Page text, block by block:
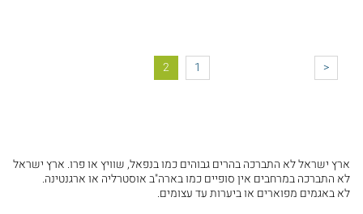
<
1
2
ארץ ישראל לא התברכה בהרים גבוהים כמו בנפאל, שוויץ או פרו. ארץ ישראל
לא התברכה במרחבים אין סופיים כמו בארה"ב אוסטרליה או ארגנטינה.
לא באגמים מפוארים או ביערות עד עצומים.